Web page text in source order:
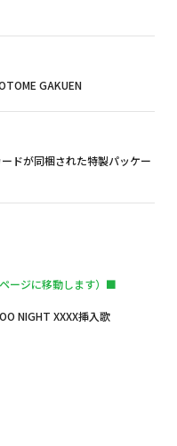
GAKUEN
ドが同梱された特製パッケー
ージに移動します）■
NIGHT XXXX挿入歌